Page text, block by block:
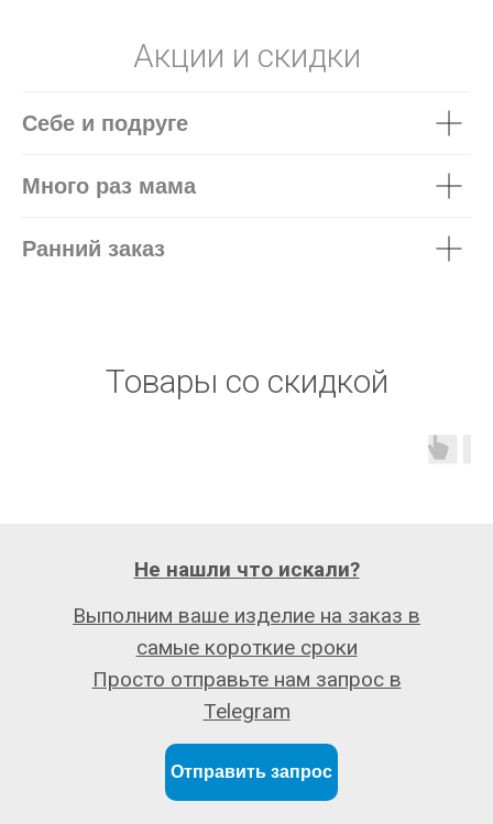
Акции и скидки
Себе и подруге
Много раз мама
Ранний заказ
Товары со скидкой
Отправить запрос
Выполним ваше изделие на заказ в
самые короткие сроки
Просто отправьте нам запрос в
Telegram
Не нашли что искали?